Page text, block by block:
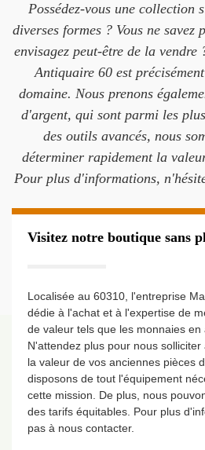
Possédez-vous une collection
diverses formes ? Vous ne savez
envisagez peut-être de la
Antiquaire 60 est
domaine. Nous prenons
d'argent, qui sont parmi les
des outils avancés, nous
déterminer rapidement la
Pour plus d'informations,
Visitez notre boutique sans
Localisée au 60310, l'entreprise
dédie à l'achat et à l'expertise de
de valeur tels que les monnaies en
N'attendez plus pour nous
la valeur de vos anciennes pièces
disposons de tout l'équipement
cette mission. De plus, nous
des tarifs équitables. Pour plus
pas à nous contacter.